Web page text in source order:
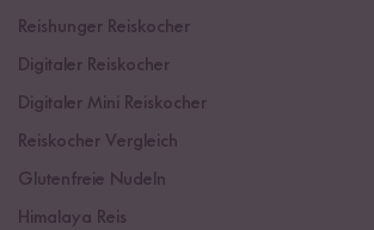
Reishunger Reiskocher
Digitaler Reiskocher
Digitaler Mini Reiskocher
Reiskocher Vergleich
Glutenfreie Nudeln
Himalaya Reis